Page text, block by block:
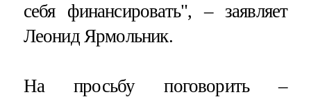
себя финансировать", – заявляет
Леонид Ярмольник.
На просьбу поговорить –